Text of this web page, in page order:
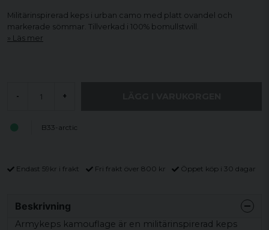
Militärinspirerad keps i urban camo med platt ovandel och
markerade sömmar. Tillverkad i 100% bomullstwill.
Läs mer
- +
B33-arctic
Endast 59kr i frakt Fri frakt över 800 kr Öppet köp i 30 dagar
Beskrivning
Armykeps kamouflage är en militärinspirerad keps